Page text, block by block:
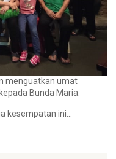
menguatkan umat
Bunda Maria.
kesempatan ini…